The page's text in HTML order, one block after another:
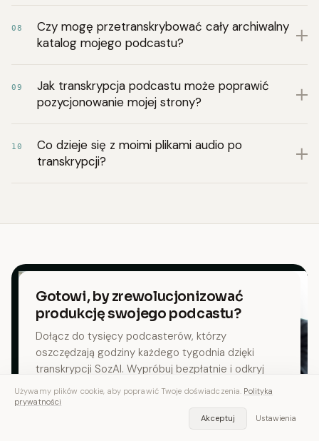
08
Czy mogę przetranskrybować cały archiwalny
katalog mojego podcastu?
09
Jak transkrypcja podcastu może poprawić
pozycjonowanie mojej strony?
10
Co dzieje się z moimi plikami audio po
transkrypcji?
Gotowi, by zrewolucjonizować
produkcję swojego podcastu?
Dołącz do tysięcy podcasterów, którzy
oszczędzają godziny każdego tygodnia dzięki
transkrypcji SozAI. Wypróbuj bezpłatnie i odkryj
przyszłość produkcji podcastów.
Pobierz aplikację — za darmo
Używamy plików cookie, aby poprawić Twoje doświadczenia. Polityka
prywatności
Akceptuj
Ustawienia